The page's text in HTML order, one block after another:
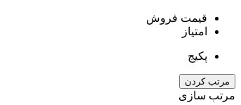
قیمت فروش
امتیاز
پکیج
مرتب کردن
مرتب سازی